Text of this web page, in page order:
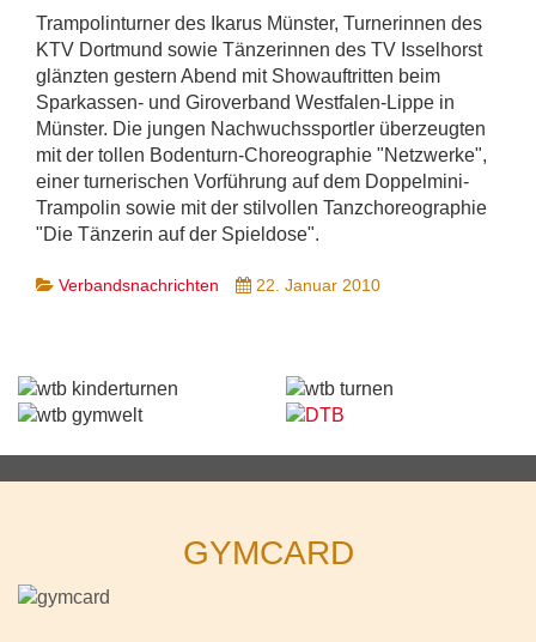
Trampolinturner des Ikarus Münster, Turnerinnen des
KTV Dortmund sowie Tänzerinnen des TV Isselhorst
glänzten gestern Abend mit Showauftritten beim
Sparkassen- und Giroverband Westfalen-Lippe in
Münster. Die jungen Nachwuchssportler überzeugten
mit der tollen Bodenturn-Choreographie "Netzwerke",
einer turnerischen Vorführung auf dem Doppelmini-
Trampolin sowie mit der stilvollen Tanzchoreographie
"Die Tänzerin auf der Spieldose".
Verbandsnachrichten 22. Januar 2010
GYMCARD